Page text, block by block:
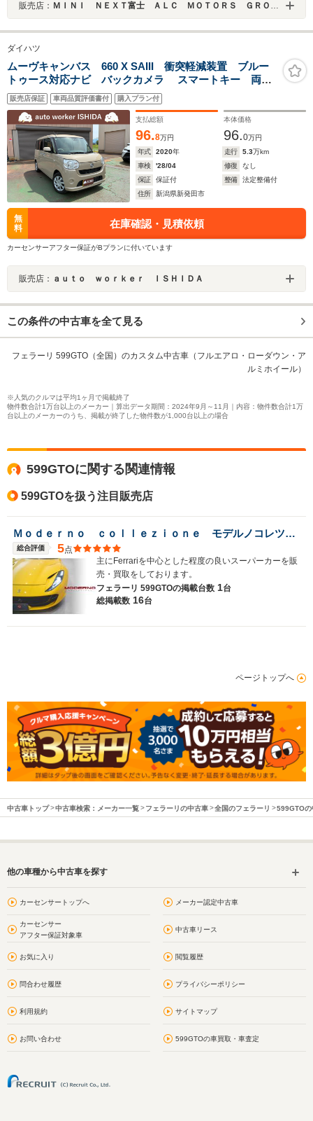
販売店： ＭＩＮＩ ＮＥＸＴ富士 ＡＬＣ ＭＯＴＯＲＳ ＧＲＯＵＰ
ダイハツ
ムーヴキャンバス 660 X SAIII 衝突軽減装置 ブルー
トゥース対応ナビ バックカメラ スマートキー 両側
電動スライドドア 関東仕入
販売店保証 車両品質評価書付 購入プラン付
支払総額
96.8万円
本体価格
96.0万円
年式
2020年 走行 5.3万km
車検
'28/04 修復
なし
保証
保証付 整備
法定整備付
住所
新潟県新発田市
無
料
在庫確認・見積依頼
カーセンサーアフター保証がBプランに付いています
販売店： ａｕｔｏ ｗｏｒｋｅｒ ＩＳＨＩＤＡ
この条件の中古車を全て見る
フェラーリ 599GTO（全国）のカスタム中古車（フルエアロ・ローダウン・ア
ルミホイール）
※人気のクルマは平均1ヶ月で掲載終了
物件数合計1万台以上のメーカー｜算出データ期間：2024年9月～11月｜内容：物件数合計1万
台以上のメーカーのうち、掲載が終了した物件数が1,000台以上の場合
599GTOに関する関連情報
599GTOを扱う注目販売店
Ｍｏｄｅｒｎｏ ｃｏｌｌｅｚｉｏｎｅ モデルノコレツィオーネ
総合評価 5点
主にFerrariを中心とした程度の良いスーパーカーを販
売・買取をしております。
フェラーリ 599GTOの掲載台数 1台
総掲載数 16台
ページトップへ
中古車トップ 中古車検索：メーカー一覧 フェラーリの中古車 全国のフェラーリ 599GTOの
他の車種から中古車を探す
カーセンサートップへ メーカー認定中古車
カーセンサー
アフター保証対象車
中古車リース
お気に入り 閲覧履歴
問合わせ履歴 プライバシーポリシー
利用規約 サイトマップ
お問い合わせ 599GTOの車買取・車査定